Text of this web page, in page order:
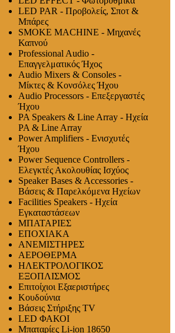
LED PAR - Προβολείς, Σποτ &
Μπάρες
SMOKE MACHINE - Μηχανές
Καπνού
Professional Audio -
Επαγγελματικός Ήχος
Audio Mixers & Consoles -
Μίκτες & Κονσόλες Ήχου
Audio Processors - Επεξεργαστές
Ήχου
PA Speakers & Line Array - Ηχεία
PA & Line Array
Power Amplifiers - Ενισχυτές
Ήχου
Power Sequence Controllers -
Ελεγκτές Ακολουθίας Ισχύος
Speaker Bases & Accessories -
Βάσεις & Παρελκόμενα Ηχείων
Facilities Speakers - Ηχεία
Εγκαταστάσεων
ΜΠΑΤΑΡΙΕΣ
ΕΠΟΧΙΑΚΑ
ΑΝΕΜΙΣΤΗΡΕΣ
ΑΕΡΟΘΕΡΜΑ
ΗΛΕΚΤΡΟΛΟΓΙΚΟΣ
ΕΞΟΠΛΙΣΜΟΣ
Επιτοίχιοι Εξαεριστήρες
Κουδούνια
Βάσεις Στήριξης TV
LED ΦΑΚΟΙ
Μπαταρίες Li-ion 18650